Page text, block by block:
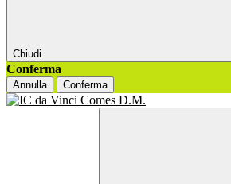
Chiudi
Conferma
Annulla Conferma